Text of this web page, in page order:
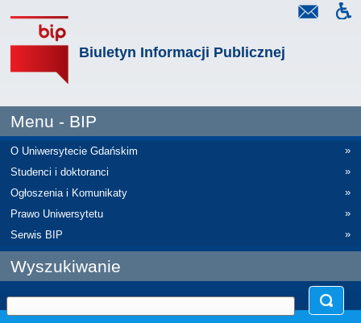
Biuletyn Informacji Publicznej
Menu - BIP
O Uniwersytecie Gdańskim
»
Studenci i doktoranci
»
Ogłoszenia i Komunikaty
»
Prawo Uniwersytetu
»
Serwis BIP
»
Wyszukiwanie